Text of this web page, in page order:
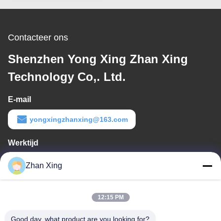
Contacteer ons
Shenzhen Yong Xing Zhan Xing
Technology Co,. Ltd.
E-mail
yongxingzhanxing@163.com
Werktijd
8:00-20:00
Ons adres
Zhan Xing
12:15 PM
Good day, what product are you looking for?